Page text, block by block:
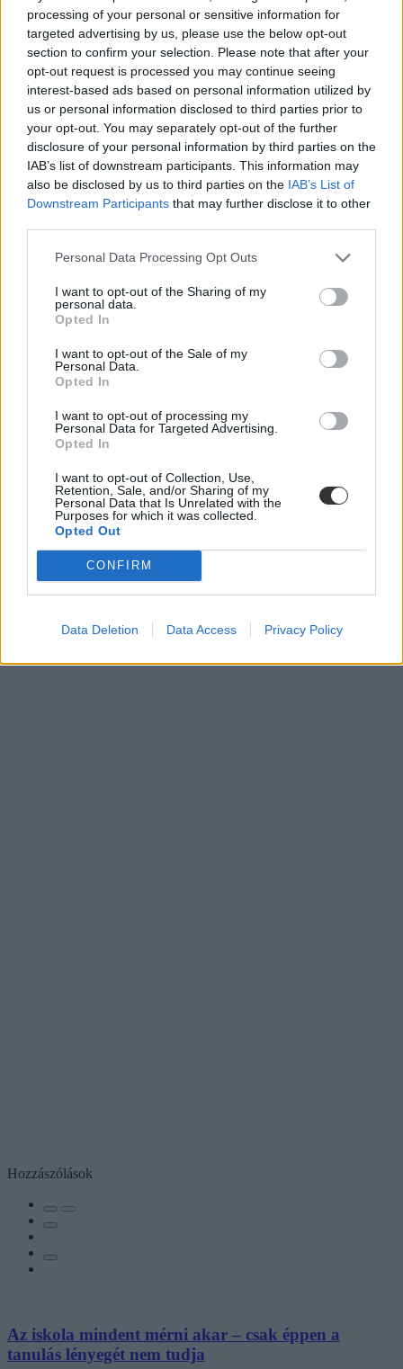
processing of your personal or sensitive information for
targeted advertising by us, please use the below opt-out
section to confirm your selection. Please note that after your
opt-out request is processed you may continue seeing
interest-based ads based on personal information utilized by
us or personal information disclosed to third parties prior to
your opt-out. You may separately opt-out of the further
disclosure of your personal information by third parties on the
IAB’s list of downstream participants. This information may
also be disclosed by us to third parties on the IAB’s List of
Downstream Participants that may further disclose it to other
Personal Data Processing Opt Outs
I want to opt-out of the Sharing of my
personal data.
Opted In
I want to opt-out of the Sale of my
Personal Data.
Opted In
I want to opt-out of processing my
Personal Data for Targeted Advertising.
Opted In
I want to opt-out of Collection, Use,
Retention, Sale, and/or Sharing of my
Personal Data that Is Unrelated with the
Purposes for which it was collected.
Opted Out
CONFIRM
Data Deletion Data Access Privacy Policy
2022-ben, kaptunk egy levelet azoktól az akkori trefortos
pedagógusoktól, akik részt vettek az akcióban. A szöveget
változtatás nélkül közöljük.
semmelweis egyetem
Tisza Párt
Hozzászólások
Az iskola mindent mérni akar – csak éppen a
tanulás lényegét nem tudja